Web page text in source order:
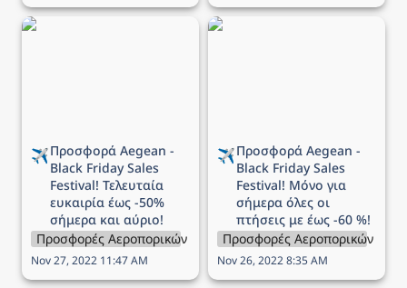
Προσφορά Aegean -
✈️
Black Friday Sales
Festival! Τελευταία
ευκαιρία έως -50%
σήμερα και αύριο!
Προσφορές Αεροπορικών Εταιρειών
Nov 27, 2022 11:47 AM
Προσφορά Aegean -
✈️
Black Friday Sales
Festival! Μόνο για
σήμερα όλες οι
πτήσεις με έως -60 %!
Προσφορές Αεροπορικών
Nov 26, 2022 8:35 AM